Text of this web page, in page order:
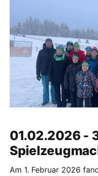
genossen, bevor
01.02.2026 -
Am 1. Februar 2026